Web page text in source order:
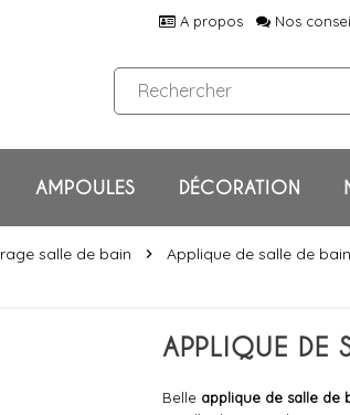
A propos Nos
AMPOULES DÉCORATION
salle de bain chevron_right Applique de salle de
APPLIQUE DE
Belle applique de salle de